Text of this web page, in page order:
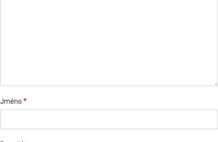
Jméno *